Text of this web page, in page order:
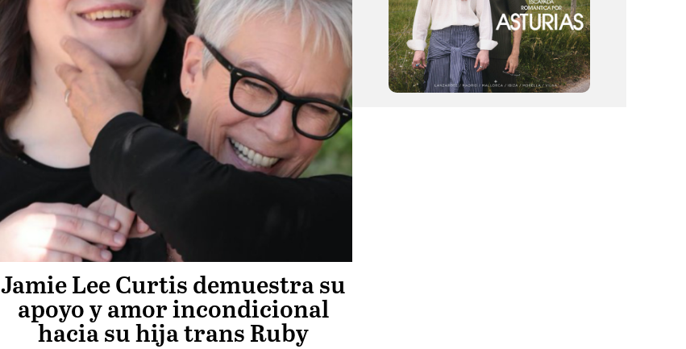
Jamie Lee Curtis demuestra su
apoyo y amor incondicional
hacia su hija trans Ruby